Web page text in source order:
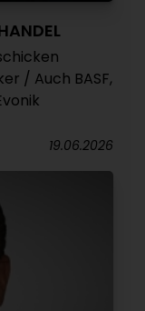
/ Auch BASF,
19.06.2026